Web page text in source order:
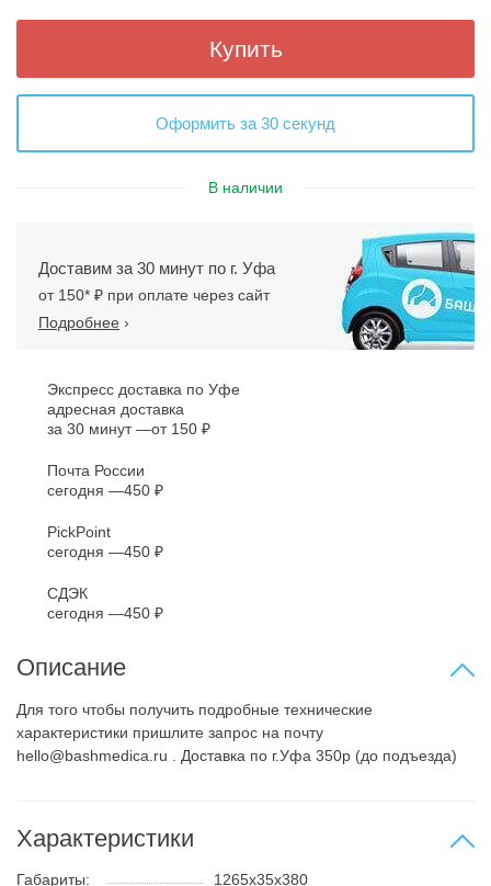
Купить
Оформить за 30 секунд
В наличии
Доставим за 30 минут по г. Уфа
от 150* ₽ при оплате через сайт
Подробнее ›
Экспресс доставка по Уфе
адресная доставка
за 30 минут
от 150 ₽
Почта России
сегодня
450 ₽
PickPoint
сегодня
450 ₽
СДЭК
сегодня
450 ₽
Описание
Для того чтобы получить подробные технические
характеристики пришлите запрос на почту
hello@bashmedica.ru . Доставка по г.Уфа 350р (до подъезда)
Характеристики
Габариты: 1265х35x380